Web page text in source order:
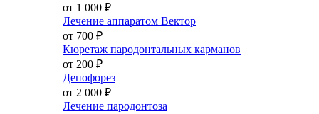
от 1 000 ₽
Лечение аппаратом Вектор
от 700 ₽
Кюретаж пародонтальных карманов
от 200 ₽
Депофорез
от 2 000 ₽
Лечение пародонтоза